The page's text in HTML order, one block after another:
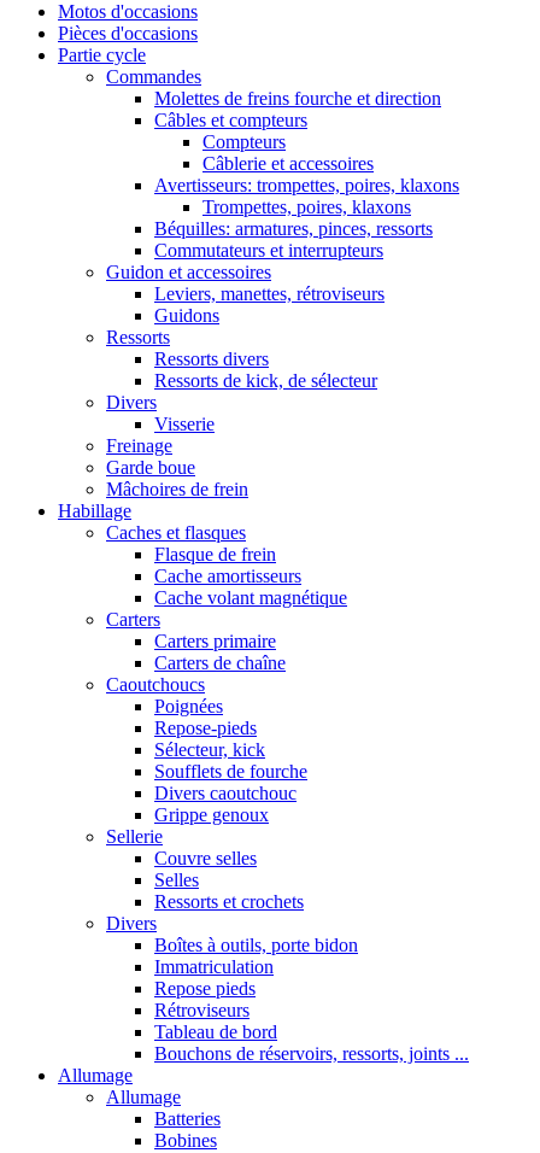
Motos d'occasions
Pièces d'occasions
Partie cycle
Commandes
Molettes de freins fourche et direction
Câbles et compteurs
Compteurs
Câblerie et accessoires
Avertisseurs: trompettes, poires, klaxons
Trompettes, poires, klaxons
Béquilles: armatures, pinces, ressorts
Commutateurs et interrupteurs
Guidon et accessoires
Leviers, manettes, rétroviseurs
Guidons
Ressorts
Ressorts divers
Ressorts de kick, de sélecteur
Divers
Visserie
Freinage
Garde boue
Mâchoires de frein
Habillage
Caches et flasques
Flasque de frein
Cache amortisseurs
Cache volant magnétique
Carters
Carters primaire
Carters de chaîne
Caoutchoucs
Poignées
Repose-pieds
Sélecteur, kick
Soufflets de fourche
Divers caoutchouc
Grippe genoux
Sellerie
Couvre selles
Selles
Ressorts et crochets
Divers
Boîtes à outils, porte bidon
Immatriculation
Repose pieds
Rétroviseurs
Tableau de bord
Bouchons de réservoirs, ressorts, joints ...
Allumage
Allumage
Batteries
Bobines